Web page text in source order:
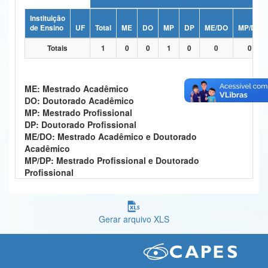
Ministério da Ciência, Tecnologia, Inovações e Comunicações
Ministério do Meio Ambiente
Ministério do Desenvolvimento Regional
Controladoria-Geral da União
Ministério da Mulher, da Família e dos Direitos Humanos
Secretaria-Geral
Instituição
de Ensino
UF Total ME DO MP DP ME/DO
MP/DP
Totais
1 0 0 1 0 0 0
ME: Mestrado Acadêmico
DO: Doutorado Acadêmico
MP: Mestrado Profissional
DP: Doutorado Profissional
ME/DO: Mestrado Acadêmico e Doutorado
Acadêmico
MP/DP: Mestrado Profissional e Doutorado
Profissional
Gerar arquivo XLS